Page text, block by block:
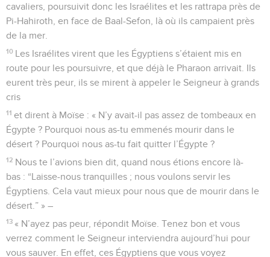
cavaliers, poursuivit donc les Israélites et les rattrapa près de
Pi-Hahiroth, en face de Baal-Sefon, là où ils campaient près
de la mer.
10 Les Israélites virent que les Égyptiens s’étaient mis en
route pour les poursuivre, et que déjà le Pharaon arrivait. Ils
eurent très peur, ils se mirent à appeler le Seigneur à grands
cris
11 et dirent à Moïse : « N’y avait-il pas assez de tombeaux en
Égypte ? Pourquoi nous as-tu emmenés mourir dans le
désert ? Pourquoi nous as-tu fait quitter l’Égypte ?
12 Nous te l’avions bien dit, quand nous étions encore là-
bas : “Laisse-nous tranquilles ; nous voulons servir les
Égyptiens. Cela vaut mieux pour nous que de mourir dans le
désert.” » –
13 « N’ayez pas peur, répondit Moïse. Tenez bon et vous
verrez comment le Seigneur interviendra aujourd’hui pour
vous sauver. En effet, ces Égyptiens que vous voyez